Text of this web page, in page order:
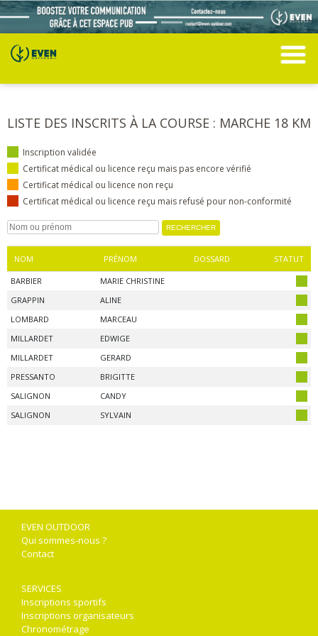
LISTE DES INSCRITS À LA COURSE : MARCHE 18 KM
Inscription validée
Certificat médical ou licence reçu mais pas encore vérifié
Certificat médical ou licence non reçu
Certificat médical ou licence reçu mais refusé pour non-conformité
NOM PRÉNOM DOSSARD STATUT
BARBIER
MARIE CHRISTINE
GRAPPIN
ALINE
LOMBARD
MARCEAU
MILLARDET
EDWIGE
MILLARDET
GERARD
PRESSANTO
BRIGITTE
SALIGNON
CANDY
SALIGNON
SYLVAIN
EVEN OUTDOOR
Qui sommes-nous ?
Contact
SERVICES
Inscriptions sportifs
Inscriptions organisateurs
Chronométrage